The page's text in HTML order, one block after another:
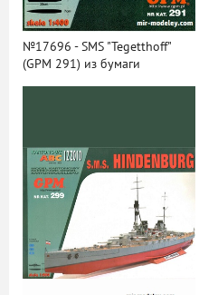
№17696 - SMS "Tegetthoff"
(GPM 291) из бумаги